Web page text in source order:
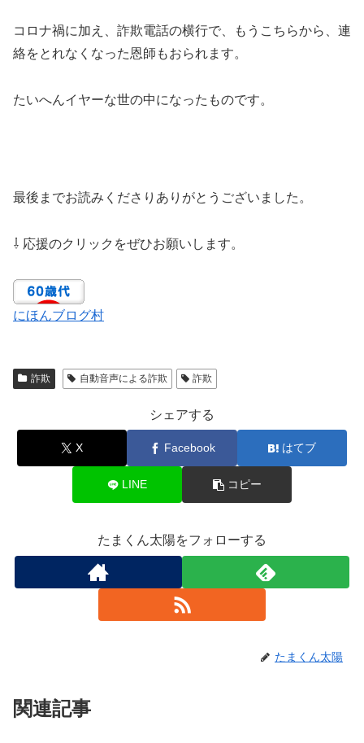
コロナ禍に加え、詐欺電話の横行で、もうこちらから、連
絡をとれなくなった恩師もおられます。
たいへんイヤーな世の中になったものです。
最後までお読みくださりありがとうございました。
⇩ 応援のクリックをぜひお願いします。
にほんブログ村
詐欺 自動音声による詐欺 詐欺
シェアする
X Facebook はてブ
LINE コピー
たまくん太陽をフォローする
たまくん太陽
関連記事